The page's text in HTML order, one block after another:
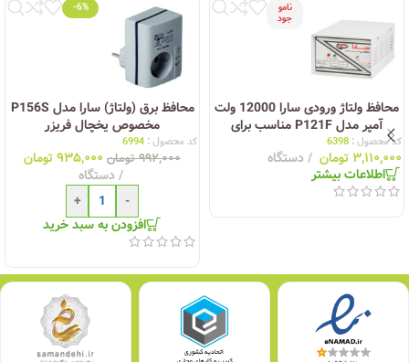
نامو
جود
محافظ ولتاژ ورودی سارا 12000 ولت
آمپر مدل P121F مناسب برای
زیرکنتور و کولرگازیکد محصول : 6398
۳,۱۱۰,۰۰۰ تومان دستگاه
اطلاعات بیشتر
-6%
محافظ برق (ولتاژ) سارا مدل P156S
مخصوص یخچال فریزر
کد محصول : 6994
۹۹۲,۰۰۰ تومان ۹۳۵,۰۰۰تومان
دستگاه
-
+
افزودن به سبد خرید